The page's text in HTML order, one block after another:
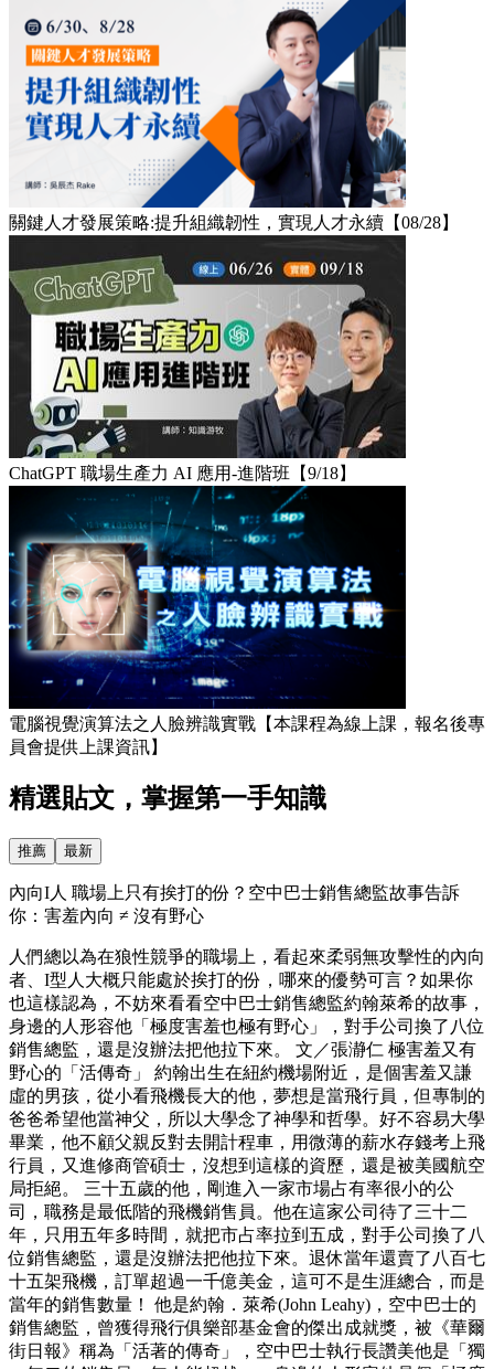
關鍵人才發展策略:提升組織韌性，實現人才永續【08/28】
ChatGPT 職場生產力 AI 應用-進階班【9/18】
電腦視覺演算法之人臉辨識實戰【本課程為線上課，報名後專
員會提供上課資訊】
精選貼文，掌握第一手知識
推薦 最新
內向I人 職場上只有挨打的份？空中巴士銷售總監故事告訴
你：害羞內向 ≠ 沒有野心
人們總以為在狼性競爭的職場上，看起來柔弱無攻擊性的內向
者、I型人大概只能處於挨打的份，哪來的優勢可言？如果你
也這樣認為，不妨來看看空中巴士銷售總監約翰萊希的故事，
身邊的人形容他「極度害羞也極有野心」，對手公司換了八位
銷售總監，還是沒辦法把他拉下來。 文／張瀞仁 極害羞又有
野心的「活傳奇」 約翰出生在紐約機場附近，是個害羞又謙
虛的男孩，從小看飛機長大的他，夢想是當飛行員，但專制的
爸爸希望他當神父，所以大學念了神學和哲學。好不容易大學
畢業，他不顧父親反對去開計程車，用微薄的薪水存錢考上飛
行員，又進修商管碩士，沒想到這樣的資歷，還是被美國航空
局拒絕。 三十五歲的他，剛進入一家市場占有率很小的公
司，職務是最低階的飛機銷售員。他在這家公司待了三十二
年，只用五年多時間，就把市占率拉到五成，對手公司換了八
位銷售總監，還是沒辦法把他拉下來。退休當年還賣了八百七
十五架飛機，訂單超過一千億美金，這可不是生涯總合，而是
當年的銷售數量！ 他是約翰．萊希(John Leahy)，空中巴士的
銷售總監，曾獲得飛行俱樂部基金會的傑出成就獎，被《華爾
街日報》稱為「活著的傳奇」，空中巴士執行長讚美他是「獨